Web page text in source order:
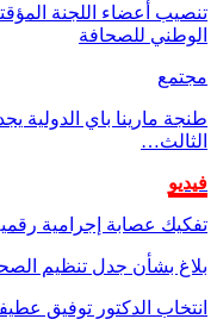
تنصيب أعضاء اللجنة
الوطني للصحافة
مجتمع
طنجة مارينا باي الدولية
الثالث…
فيديو
تفكيك عصابة إجرامية
بلاغ بشأن جدل تنظيم
انتخاب الدكتور توفيق